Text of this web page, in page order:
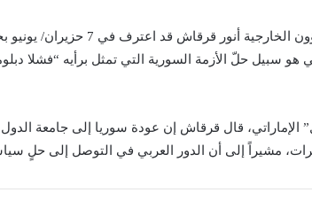
وكان وزير الدولة الإماراتي للشؤون
هو سبيل حلّ الأزمة السورية التي تمثل برأيه “فشلا
الإماراتي، قال قرقاش إن عودة سوريا إلى جامعة الدول
مشيراً إلى أن الدور العربي في التوصل إلى حلٍ